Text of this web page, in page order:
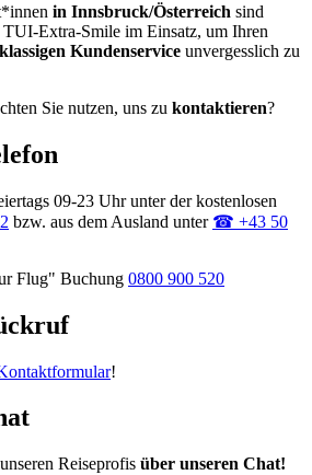
in Innsbruck/Österreich sind
Extra-Smile im Einsatz, um Ihren
Kundenservice unvergesslich zu
Sie nutzen, uns zu kontaktieren?
09-23 Uhr unter der kostenlosen
bzw. aus dem Ausland unter ☎ +43 50
Flug" Buchung 0800 900 520
!
Reiseprofis über unseren Chat!